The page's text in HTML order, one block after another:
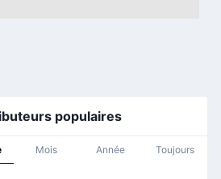
populaires
Mois Année Toujours